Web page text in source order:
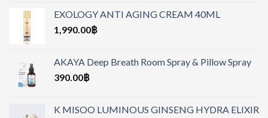
EXOLOGY ANTI AGING CREAM 40ML
1,990.00฿
AKAYA Deep Breath Room Spray & Pillow Spray
390.00฿
K MISOO LUMINOUS GINSENG HYDRA ELIXIR